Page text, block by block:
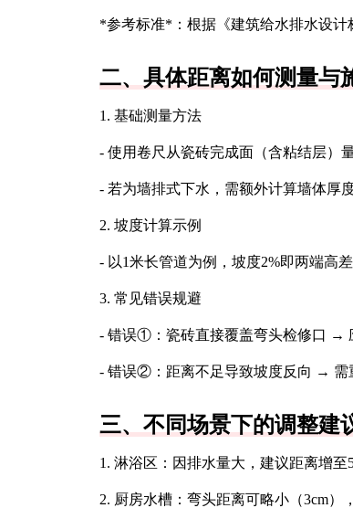
*参考标准*：根据《建筑给水排水设计
二、具体距离如何测量与
1. 基础测量方法
- 使用卷尺从瓷砖完成面（含粘结层）
- 若为墙排式下水，需额外计算墙体厚
2. 坡度计算示例
- 以1米长管道为例，坡度2%即两端高
3. 常见错误规避
- 错误①：瓷砖直接覆盖弯头检修口 →
- 错误②：距离不足导致坡度反向 → 需
三、不同场景下的调整建
1. 淋浴区：因排水量大，建议距离增至
2. 厨房水槽：弯头距离可略小（3cm）